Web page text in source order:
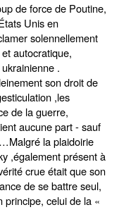
de force de Poutine,
Unis en
solennellement
autocratique,
.
son droit de
,les
de la guerre,
aucune part - sauf
la plaidoirie
,également présent à
crue était que son
de se battre seul,
celui de la «